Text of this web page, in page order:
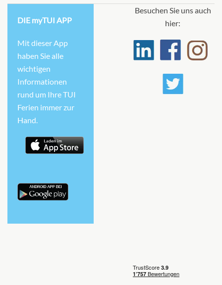
DIE myTUI APP
Mit dieser App
haben Sie alle
wichtigen
Informationen
rund um Ihre TUI
Ferien immer zur
Hand.
Besuchen Sie uns auch
hier: